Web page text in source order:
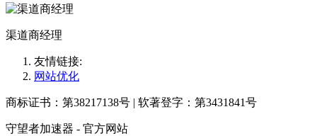
渠道商经理
友情链接:
网站优化
商标证书：第38217138号 | 软著登字：第3431841号
守望者加速器 - 官方网站